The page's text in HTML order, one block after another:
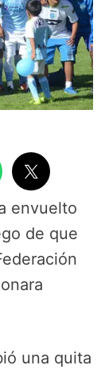
envuelto
de que
una quita